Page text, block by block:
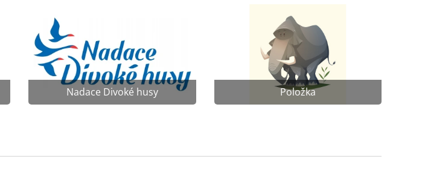
Nadace Divoké husy Položka